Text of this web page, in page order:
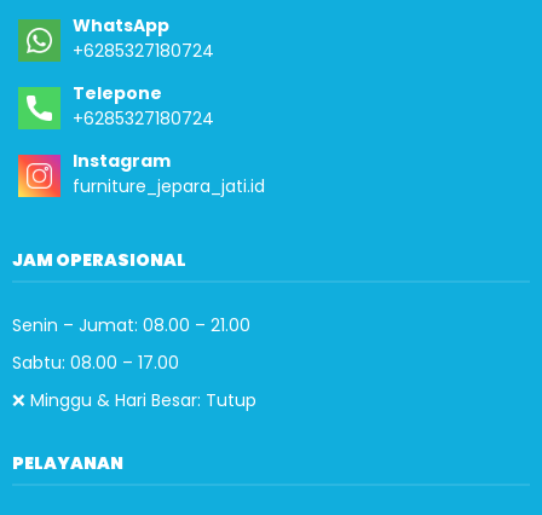
WhatsApp
+6285327180724
Telepone
+6285327180724
Instagram
furniture_jepara_jati.id
JAM OPERASIONAL
Senin – Jumat: 08.00 – 21.00
Sabtu: 08.00 – 17.00
❌ Minggu & Hari Besar: Tutup
PELAYANAN